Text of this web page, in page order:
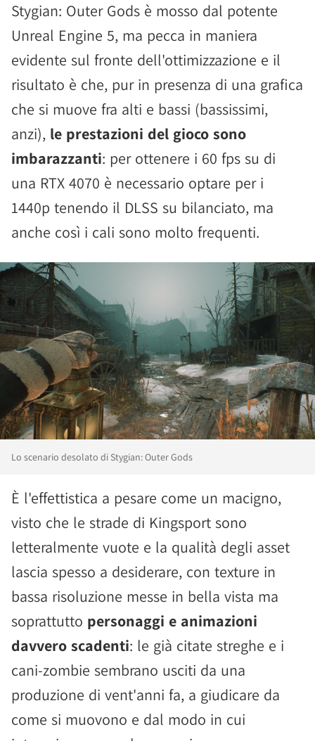
Stygian: Outer Gods è mosso dal potente
Unreal Engine 5, ma pecca in maniera
evidente sul fronte dell'ottimizzazione e il
risultato è che, pur in presenza di una grafica
che si muove fra alti e bassi (bassissimi,
anzi), le prestazioni del gioco sono
imbarazzanti: per ottenere i 60 fps su di
una RTX 4070 è necessario optare per i
1440p tenendo il DLSS su bilanciato, ma
anche così i cali sono molto frequenti.
Lo scenario desolato di Stygian: Outer Gods
È l'effettistica a pesare come un macigno,
visto che le strade di Kingsport sono
letteralmente vuote e la qualità degli asset
lascia spesso a desiderare, con texture in
bassa risoluzione messe in bella vista ma
soprattutto personaggi e animazioni
davvero scadenti: le già citate streghe e i
cani-zombie sembrano usciti da una
produzione di vent'anni fa, a giudicare da
come si muovono e dal modo in cui